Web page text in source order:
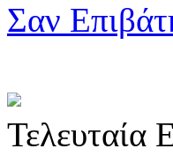
Σαν